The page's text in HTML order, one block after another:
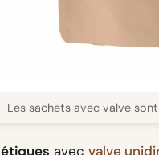
Les sachets avec valve
avec valve